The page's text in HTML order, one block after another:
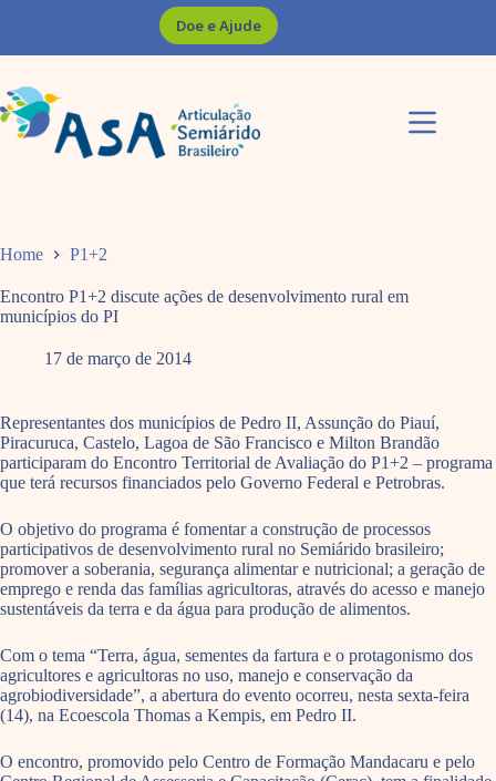
Doe e Ajude
Home P1+2
Encontro P1+2 discute ações de desenvolvimento rural em
municípios do PI
17 de março de 2014
Representantes dos municípios de Pedro II, Assunção do Piauí,
Piracuruca, Castelo, Lagoa de São Francisco e Milton Brandão
participaram do Encontro Territorial de Avaliação do P1+2 – programa
que terá recursos financiados pelo Governo Federal e Petrobras.
O objetivo do programa é fomentar a construção de processos
participativos de desenvolvimento rural no Semiárido brasileiro;
promover a soberania, segurança alimentar e nutricional; a geração de
emprego e renda das famílias agricultoras, através do acesso e manejo
sustentáveis da terra e da água para produção de alimentos.
Com o tema “Terra, água, sementes da fartura e o protagonismo dos
agricultores e agricultoras no uso, manejo e conservação da
agrobiodiversidade”, a abertura do evento ocorreu, nesta sexta-feira
(14), na Ecoescola Thomas a Kempis, em Pedro II.
O encontro, promovido pelo Centro de Formação Mandacaru e pelo